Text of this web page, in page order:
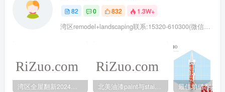
82 0 832 1.3W+
湾区remodel+landscaping联系:15320-610300(微信同号去掉-)
湾区全屋翻新2024年5月最新报价 北美油漆paint与stain的不同之处